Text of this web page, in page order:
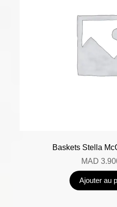
Baskets Stella
MAD
Ajouter au